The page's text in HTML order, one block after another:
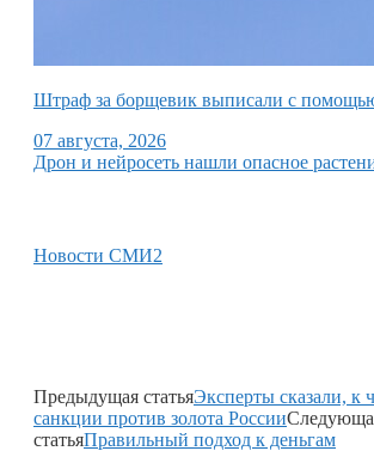
Штраф за борщевик выписали с
07 августа, 2026
Дрон и нейросеть нашли опасное
Новости СМИ2
Предыдущая статьяЭксперты сказали, к
санкции против золота России
статьяПравильный подход к деньгам